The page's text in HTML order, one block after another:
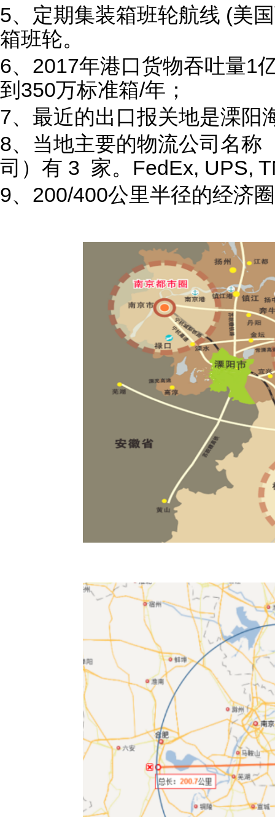
5、定期集装箱班轮航线 (美
箱班轮。
6、2017年港口货物吞吐量1
到350万标准箱/年；
7、最近的出口报关地是溧阳
8、当地主要的物流公司名称
司）有 3 家。FedEx, UPS,
9、200/400公里半径的经济